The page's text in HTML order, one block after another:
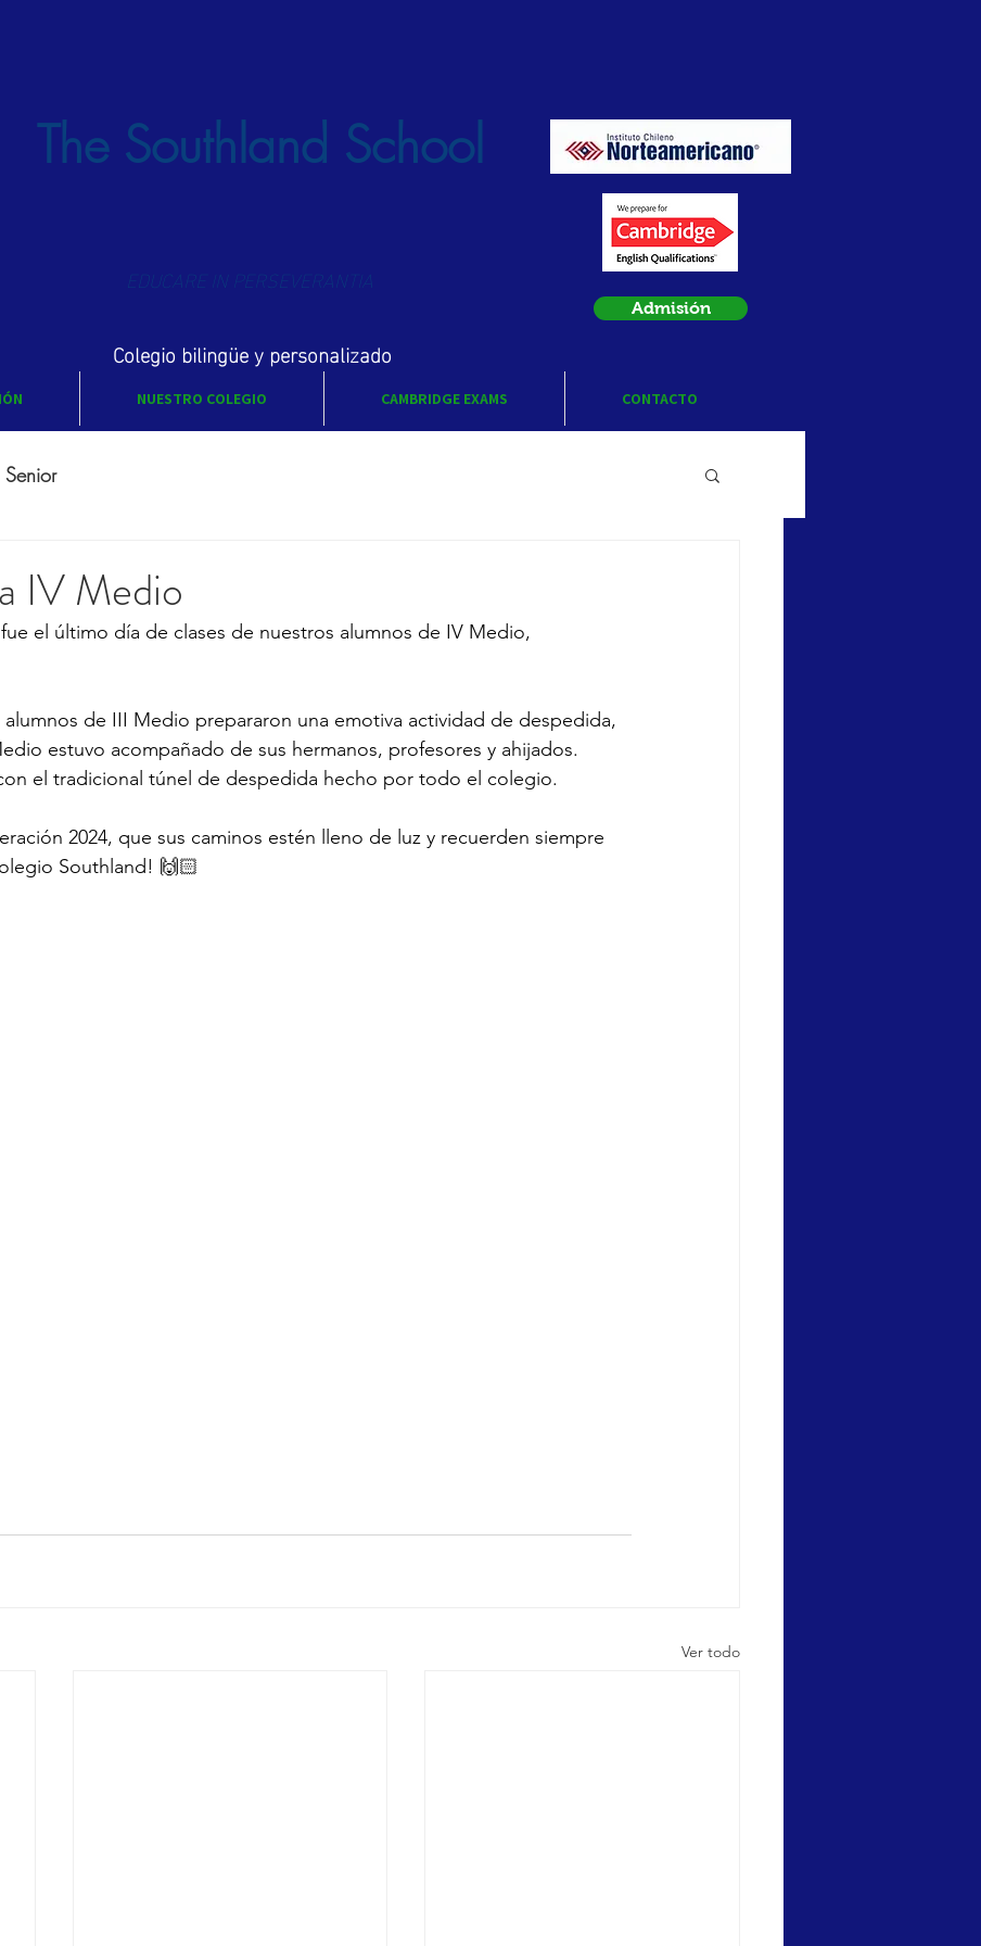
The Southland School
EDUCARE IN PERSEVERANTIA
Colegio bilingüe y personalizado
Admisión
NUESTRO COLEGIO CAMBRIDGE EXAMS CONTACTO
Senior
IV Medio
el último día de clases de nuestros alumnos de IV Medio,
de III Medio prepararon una emotiva actividad de despedida,
estuvo acompañado de sus hermanos, profesores y ahijados.
el tradicional túnel de despedida hecho por todo el colegio.
2024, que sus caminos estén lleno de luz y recuerden siempre
Southland! 🙌🏻
Ver todo